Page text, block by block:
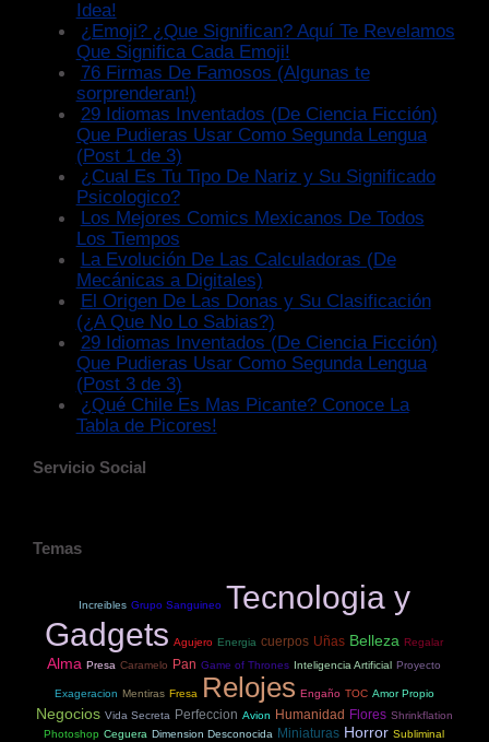
Idea!
¿Emoji? ¿Que Significan? Aquí Te Revelamos
Que Significa Cada Emoji!
76 Firmas De Famosos (Algunas te
sorprenderan!)
29 Idiomas Inventados (De Ciencia Ficción)
Que Pudieras Usar Como Segunda Lengua
(Post 1 de 3)
¿Cual Es Tu Tipo De Nariz y Su Significado
Psicologico?
Los Mejores Comics Mexicanos De Todos
Los Tiempos
La Evolución De Las Calculadoras (De
Mecánicas a Digitales)
El Origen De Las Donas y Su Clasificación
(¿A Que No Lo Sabias?)
29 Idiomas Inventados (De Ciencia Ficción)
Que Pudieras Usar Como Segunda Lengua
(Post 3 de 3)
¿Qué Chile Es Mas Picante? Conoce La
Tabla de Picores!
Servicio Social
Temas
Increibles Grupo Sanguineo Tecnologia y
Gadgets Agujero Energia cuerpos Uñas Belleza Regalar
Alma Presa Caramelo Pan Game of Thrones Inteligencia Artificial Proyecto
Exageracion Mentiras Fresa Relojes Engaño TOC Amor Propio
Negocios Vida Secreta Perfeccion Avion Humanidad Flores Shrinkflation
Photoshop Ceguera Dimension Desconocida Miniaturas Horror Subliminal